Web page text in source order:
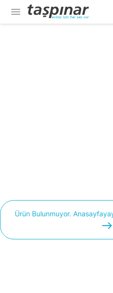
menu
Ürün Bulunmuyor.